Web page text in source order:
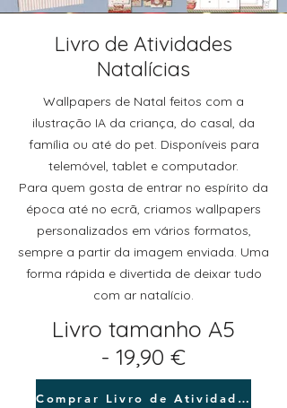
Livro de Atividades
Natalícias
Wallpapers de Natal feitos com a
ilustração IA da criança, do casal, da
família ou até do pet. Disponíveis para
telemóvel, tablet e computador.
Para quem gosta de entrar no espírito da
época até no ecrã, criamos wallpapers
personalizados em vários formatos,
sempre a partir da imagem enviada. Uma
forma rápida e divertida de deixar tudo
com ar natalício.
Livro tamanho A5
- 19,90 €
Comprar Livro de Atividades